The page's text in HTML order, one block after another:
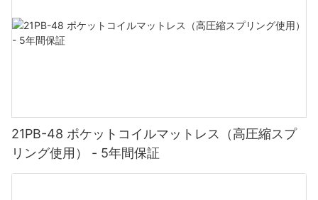
21PB-48 ポケットコイルマットレス（高圧縮スプ
リング使用） - 5年間保証